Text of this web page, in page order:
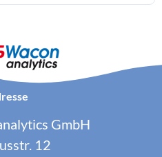
GmbH
12